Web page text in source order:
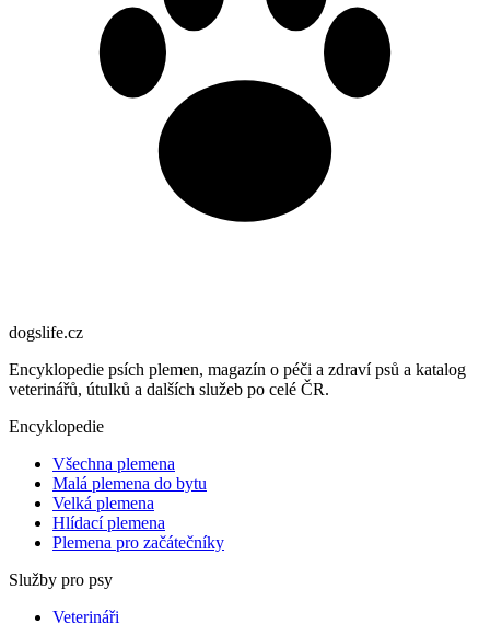
dogslife.cz
Encyklopedie psích plemen, magazín o péči a zdraví psů a katalog
veterinářů, útulků a dalších služeb po celé ČR.
Encyklopedie
Všechna plemena
Malá plemena do bytu
Velká plemena
Hlídací plemena
Plemena pro začátečníky
Služby pro psy
Veterináři